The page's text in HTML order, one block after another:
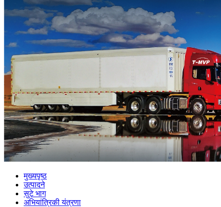
मुख्यपृष्ठ
उत्पादने
सुटे भाग
अभियांत्रिकी यंत्रणा